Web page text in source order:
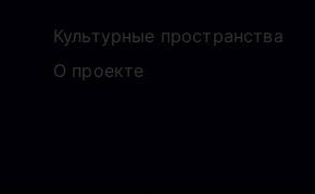
Культурные пространства
О проекте